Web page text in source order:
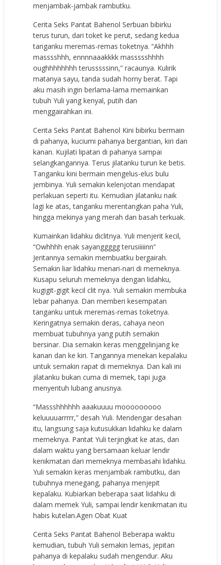
menjambak-jambak rambutku.
Cerita Seks Pantat Bahenol Serbuan bibirku
terus turun, dari toket ke perut, sedang kedua
tanganku meremas-remas toketnya. “Akhhh
masssshhh, ennnnaaakkkk massssshhhh
oughhhhhhhh terusssssinn,” racaunya. Kulirik
matanya sayu, tanda sudah horny berat. Tapi
aku masih ingin berlama-lama memainkan
tubuh Yuli yang kenyal, putih dan
menggairahkan ini.
Cerita Seks Pantat Bahenol Kini bibirku bermain
di pahanya, kuciumi pahanya bergantian, kiri dan
kanan. Kujilati lipatan di pahanya sampai
selangkangannya. Terus jilatanku turun ke betis.
Tanganku kini bermain mengelus-elus bulu
jembinya. Yuli semakin kelenjotan mendapat
perlakuan seperti itu. Kemudian jilatanku naik
lagi ke atas, tanganku merentangkan paha Yuli,
hingga mekinya yang merah dan basah terkuak.
Kumainkan lidahku diclitnya. Yuli menjerit kecil,
“Owhhhh enak sayanggggg terusiiiiinn”
Jeritannya semakin membuatku bergairah.
Semakin liar lidahku menari-nari di memeknya.
Kusapu seluruh memeknya dengan lidahku,
kugigit-gigit kecil clit nya. Yuli semakin membuka
lebar pahanya. Dan memberi kesempatan
tanganku untuk meremas-remas toketnya.
Keringatnya semakin deras, cahaya neon
membuat tubuhnya yang putih semakin
bersinar. Dia semakin keras menggelinjang ke
kanan dan ke kiri. Tangannya menekan kepalaku
untuk semakin rapat di memeknya. Dan kali ini
jilatanku bukan cuma di memek, tapi juga
menyentuh lubang anusnya.
“Massshhhhhh aaakuuuu mooooooooo
keluuuuarrrrr,” desah Yuli. Mendengar desahan
itu, langsung saja kutusukkan lidahku ke dalam
memeknya. Pantat Yuli terjingkat ke atas, dan
dalam waktu yang bersamaan keluar lendir
kenikmatan dari memeknya membasahi lidahku.
Yuli semakin keras menjambak rambutku, dan
tubuhnya menegang, pahanya menjepit
kepalaku. Kubiarkan beberapa saat lidahku di
dalam memek Yuli, sampai lendir kenikmatan itu
habis kutelan.Agen Obat Kuat
Cerita Seks Pantat Bahenol Beberapa waktu
kemudian, tubuh Yuli semakin lemas, jepitan
pahanya di kepalaku sudah mengendur. Aku